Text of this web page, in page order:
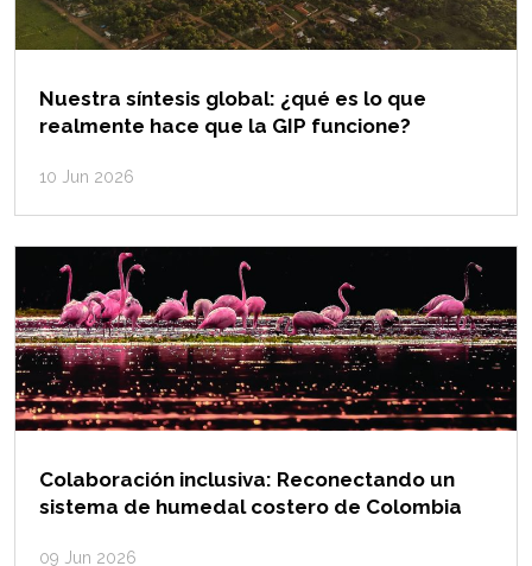
Nuestra síntesis global: ¿qué es lo que
realmente hace que la GIP funcione?
10 Jun 2026
Colaboración inclusiva: Reconectando un
sistema de humedal costero de Colombia
09 Jun 2026